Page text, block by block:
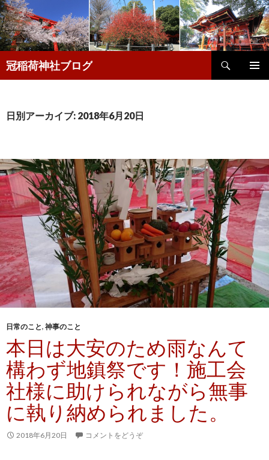
冠稲荷神社ブログ
索
ン
動
日別アーカイブ: 2018年6月20日
日常のこと, 神事のこと
本日は大安のため雨なんて
構わず地鎮祭です！施工会
社様に助けられながら無事
に執り納められました。
2018年6月20日 コメントをどうぞ